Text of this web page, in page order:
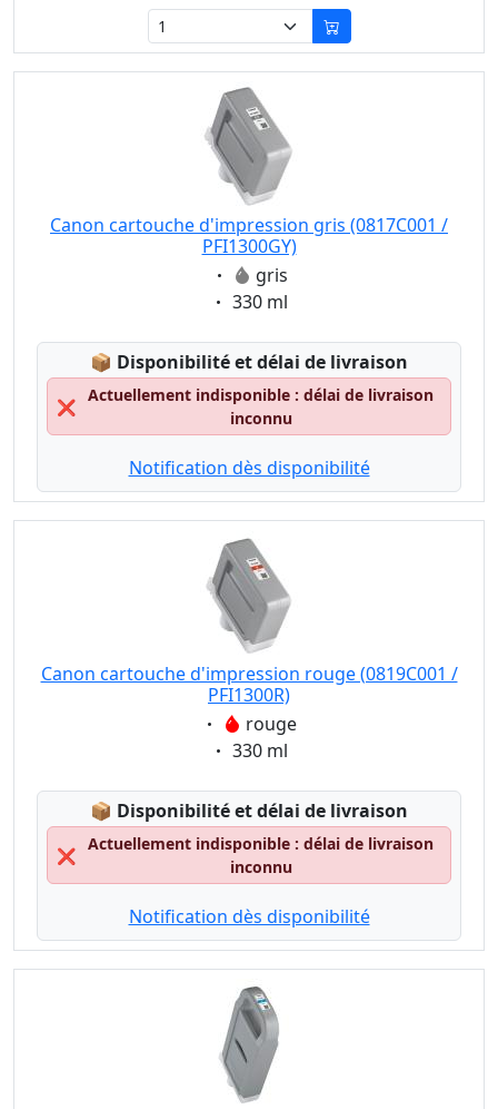
Canon cartouche d'impression gris (0817C001 /
PFI1300GY)
Eigenschaft:
gris
Eigenschaft:
330 ml
📦 Lagerstatus:
Disponibilité et délai de livraison
❌
Actuellement indisponible : délai de livraison
inconnu
Notification dès disponibilité
Canon cartouche d'impression rouge (0819C001 /
PFI1300R)
Eigenschaft:
rouge
Eigenschaft:
330 ml
📦 Lagerstatus:
Disponibilité et délai de livraison
❌
Actuellement indisponible : délai de livraison
inconnu
Notification dès disponibilité